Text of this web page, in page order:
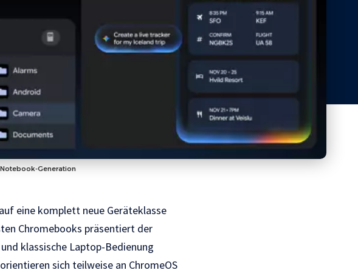
Generation
eine komplett neue Geräteklasse
Chromebooks präsentiert der
klassische Laptop-Bedienung
sich teilweise an ChromeOS